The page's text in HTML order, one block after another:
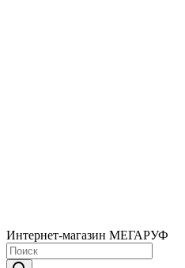
Интернет-магазин МЕГАРУФ